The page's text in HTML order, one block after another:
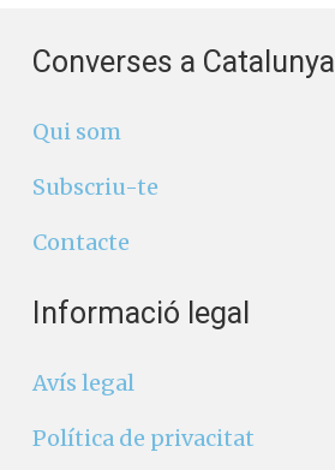
Converses a Catalunya
Qui som
Subscriu-te
Contacte
Informació legal
Avís legal
Política de privacitat